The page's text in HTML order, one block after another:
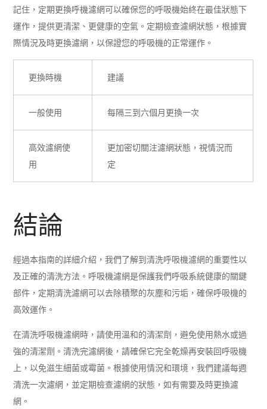
記住，定期更換呼機濾網可以確保您的呼吸機始終在最佳狀態下
運作，提供更清潔、更健康的空氣。定期檢查濾網狀態，根據實
際情況及時更換濾網，以保證您的呼吸機的正常運作。
更換時機 建議
一般使用 每隔三到六個月更換一次
高效濾網使
用
更加密切關注濾網狀態，視情況而
定
結論
經過本指南的詳細介紹，我們了解到清洗呼吸機濾網的重要性以
及正確的清洗方法。呼吸機濾網是保護我們呼吸系統健康的關鍵
部件，定期清洗濾網可以去除積聚的灰塵和污垢，確保呼吸機的
高效運作。
在清洗呼吸機濾網時，請使用溫和的清潔劑，避免使用熱水或過
強的清潔劑。清洗完濾網後，請確保它完全乾燥再安裝回呼吸機
上，以免滋生細菌或霉菌。根據使用情況和環境，我們建議每週
清洗一次濾網，並定期檢查濾網的狀態，如有需要及時更換濾
網。